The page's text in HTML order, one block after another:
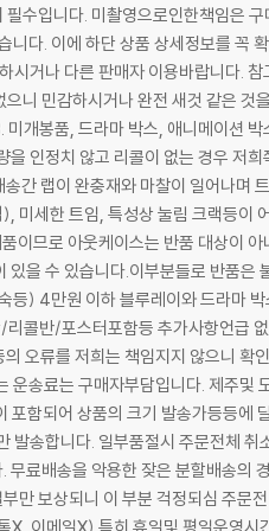
수입니다. 미촬영으로인한책임은
다. 이에 하단 상품 상세정보를 꼭
거나 다른 판매자 이용바랍니다.
니 민감하시거나 완전 새것 같은 것
개봉품, 드라마 박스, 애니메이션
인정치 않고 리콜이 없는 경우 저
간 랩이 완충재와 마찰이 일어나며
미세한 트임, 특성상 눌림 크랙등이
므로 아웃케이스는 반품 대상이
을 수 있습니다.이부분들로 반품은
) 4만원 이하 블루레이와 드라마
콜반/포스터포함등 추가사항언급
오류를 저희는 책임지지 않으니 확
송료는 구매자부담입니다. 제주및
함되어 상품의 크기 발송가등등에
송합니다. 일부품절시 주문전체 취
료배송을 악용한 잦은 분할배송의
만 보상되니 이 부분 걱정되심 주문